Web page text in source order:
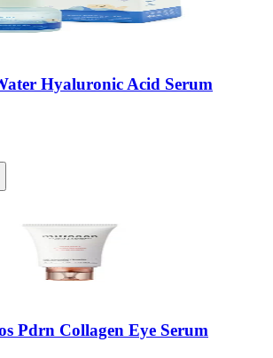
Hyaluronic Acid Serum
Pdrn Collagen Eye Serum